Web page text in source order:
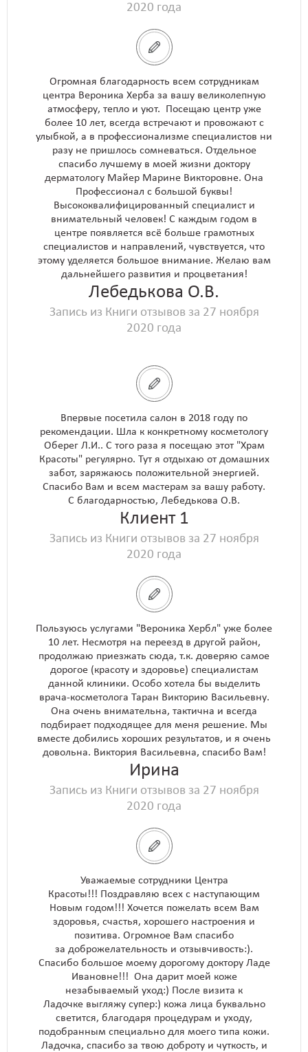
2020 года
Огромная благодарность всем сотрудникам
центра Вероника Херба за вашу великолепную
атмосферу, тепло и уют. Посещаю центр уже
более 10 лет, всегда встречают и провожают с
улыбкой, а в профессионализме специалистов ни
разу не пришлось сомневаться. Отдельное
спасибо лучшему в моей жизни доктору
дерматологу Майер Марине Викторовне. Она
Профессионал с большой буквы!
Высококвалифицированный специалист и
внимательный человек! С каждым годом в
центре появляется всё больше грамотных
специалистов и направлений, чувствуется, что
этому уделяется большое внимание. Желаю вам
дальнейшего развития и процветания!
Лебедькова О.В.
Запись из Книги отзывов за 27 ноября
2020 года
Впервые посетила салон в 2018 году по
рекомендации. Шла к конкретному косметологу
Оберег Л.И.. С того раза я посещаю этот "Храм
Красоты" регулярно. Тут я отдыхаю от домашних
забот, заряжаюсь положительной энергией.
Спасибо Вам и всем мастерам за вашу работу.
С благодарностью, Лебедькова О.В.
Клиент 1
Запись из Книги отзывов за 27 ноября
2020 года
Пользуюсь услугами "Вероника Хербл" уже более
10 лет. Несмотря на переезд в другой район,
продолжаю приезжать сюда, т.к. доверяю самое
дорогое (красоту и здоровье) специалистам
данной клиники. Особо хотела бы выделить
врача-косметолога Таран Викторию Васильевну.
Она очень внимательна, тактична и всегда
подбирает подходящее для меня решение. Мы
вместе добились хороших результатов, и я очень
довольна. Виктория Васильевна, спасибо Вам!
Ирина
Запись из Книги отзывов за 27 ноября
2020 года
Уважаемые сотрудники Центра
Красоты!!! Поздравляю всех с наступающим
Новым годом!!! Хочется пожелать всем Вам
здоровья, счастья, хорошего настроения и
позитива. Огромное Вам спасибо
за доброжелательность и отзывчивость:).
Спасибо большое моему дорогому доктору Ладе
Ивановне!!! Она дарит моей коже
незабываемый уход:) После визита к
Ладочке выгляжу супер:) кожа лица буквально
светится, благодаря процедурам и уходу,
подобранным специально для моего типа кожи.
Ладочка, спасибо за твою доброту и чуткость, и